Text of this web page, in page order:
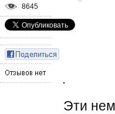
8645
Эти